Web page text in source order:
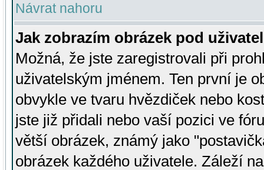
Návrat nahoru
Jak zobrazím obrázek pod
Možná, že jste zaregistrovali při
uživatelským jménem. Ten první je
obvykle ve tvaru hvězdiček nebo
jste již přidali nebo vaší pozici ve
větší obrázek, známý jako
obrázek každého uživatele. Záleží